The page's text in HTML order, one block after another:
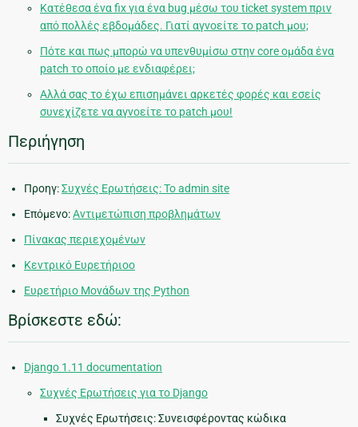
Κατέθεσα ένα fix για ένα bug μέσω του ticket system πριν
από πολλές εβδομάδες. Γιατί αγνοείτε το patch μου;
Πότε και πως μπορώ να υπενθυμίσω στην core ομάδα ένα
patch το οποίο με ενδιαφέρει;
Αλλά σας το έχω επισημάνει αρκετές φορές και εσείς
συνεχίζετε να αγνοείτε το patch μου!
Περιήγηση
Προηγ:Συχνές Ερωτήσεις: Το admin site
Επόμενο:Αντιμετώπιση προβλημάτων
Πίνακας περιεχομένων
Κεντρικό Ευρετήριοο
Ευρετήριο Μονάδων της Python
Βρίσκεστε εδώ:
Django 1.11 documentation
Συχνές Ερωτήσεις για το Django
Συχνές Ερωτήσεις: Συνεισφέροντας κώδικα